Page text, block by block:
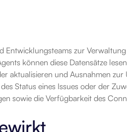
zur Verwaltung
können diese Datensätze
aktualisieren und Ausnahmen
Status eines Issues oder der
sowie die Verfügbarkeit des